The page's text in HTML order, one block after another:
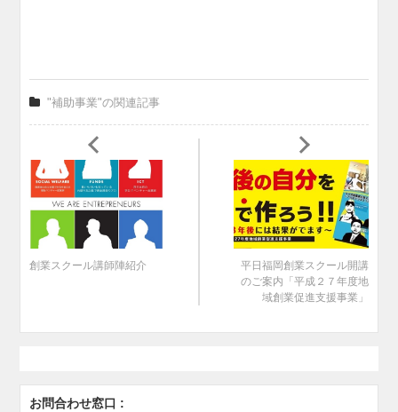
"補助事業"の関連記事
創業スクール講師陣紹介
平日福岡創業スクール開講
のご案内「平成２７年度地
域創業促進支援事業」
お問合わせ窓口 :